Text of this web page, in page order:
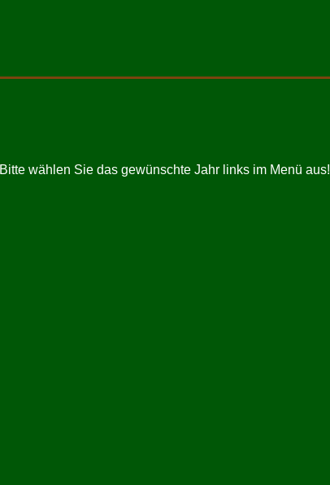
Bitte wählen Sie das gewünschte Jahr links im Menü aus!